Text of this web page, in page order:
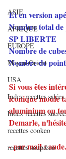
ASIE
AFRIQUE
EUROPE
Moyen-Orient
USA
Index recettes salées
Index recettes
recettes cookeo
recettes soup&co
Et en version
Nombre total de
SP LIBERTE
Nombre de
Nombre de
Si vous êtes
iconique moule
aluminium ou
Demarle,
- par mail :